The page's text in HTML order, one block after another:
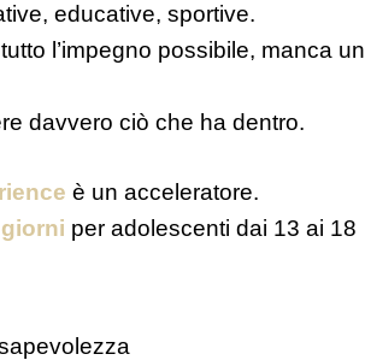
educative, sportive.
l’impegno possibile, manca un
davvero ciò che ha dentro.
è un acceleratore.
per adolescenti dai 13 ai 18